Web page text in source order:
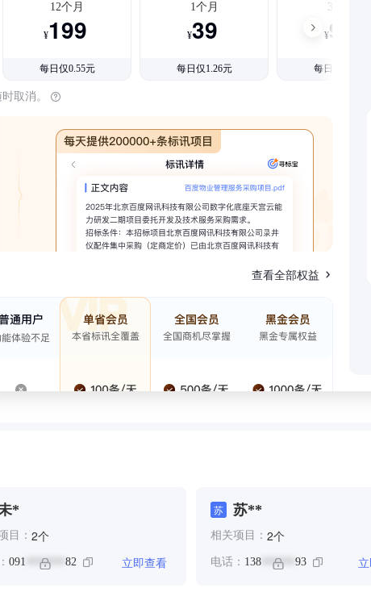
12个月
¥199
每日仅0.55元
1个月
¥39
每日仅1.26元
3个月
¥99
每日仅1.08元
取消。
查看全部权益
*
目： 2个
091 ******* 82 立即查看
苏 苏**
相关项目： 2个
电话： 138 ****** 93